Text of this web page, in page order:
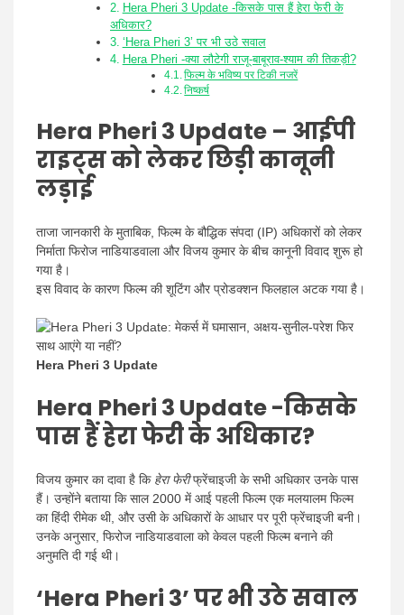
Hera Pheri 3 Update -किसके पास हैं हेरा फेरी के
अधिकार?
‘Hera Pheri 3’ पर भी उठे सवाल
Hera Pheri -क्या लौटेगी राजू-बाबूराव-श्याम की तिकड़ी?
फिल्म के भविष्य पर टिकी नजरें
निष्कर्ष
Hera Pheri 3 Update – आईपी
राइट्स को लेकर छिड़ी कानूनी
लड़ाई
ताजा जानकारी के मुताबिक, फिल्म के बौद्धिक संपदा (IP) अधिकारों को लेकर
निर्माता फिरोज नाडियाडवाला और विजय कुमार के बीच कानूनी विवाद शुरू हो
गया है।
इस विवाद के कारण फिल्म की शूटिंग और प्रोडक्शन फिलहाल अटक गया है।
Hera Pheri 3 Update
Hera Pheri 3 Update -किसके
पास हैं हेरा फेरी के अधिकार?
विजय कुमार का दावा है कि हेरा फेरीफ्रेंचाइजी के सभी अधिकार उनके पास
हैं। उन्होंने बताया कि साल 2000 में आई पहली फिल्म एक मलयालम फिल्म
का हिंदी रीमेक थी, और उसी के अधिकारों के आधार पर पूरी फ्रेंचाइजी बनी।
उनके अनुसार, फिरोज नाडियाडवाला को केवल पहली फिल्म बनाने की
अनुमति दी गई थी।
‘Hera Pheri 3’ पर भी उठे सवाल